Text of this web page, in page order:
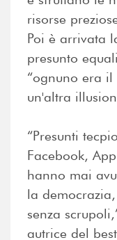
risorse
Poi è arrivata
presunto
“ognuno era
un'altra
“Presunti
Facebook,
hanno mai
la
senza
autrice del